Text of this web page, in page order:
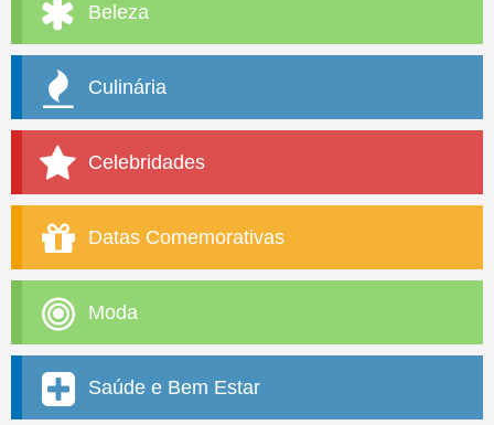
Beleza
Culinária
Celebridades
Datas Comemorativas
Moda
Saúde e Bem Estar